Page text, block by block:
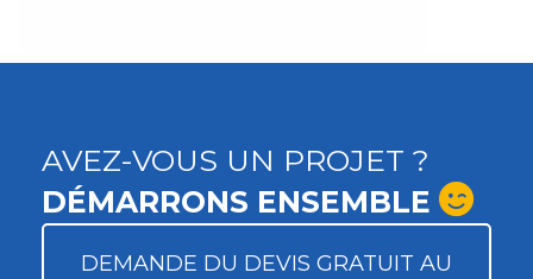
AVEZ-VOUS UN PROJET ?
DÉMARRONS ENSEMBLE
DEMANDE DU DEVIS GRATUIT AU